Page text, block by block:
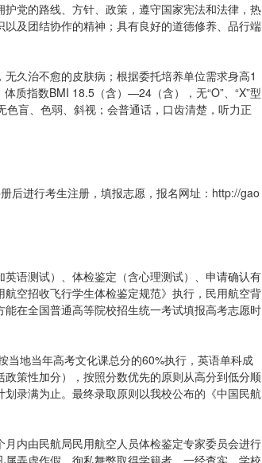
党的路线、方针、政策，遵守国家宪法和法律，热
及团结协作的精神；具有良好的道德修养、品行端
久治不愈的皮肤病；根据委托培养单位需求身高1
质指数BMI 18.5（含）—24（含），无“O”、“X”型
盲、色弱、斜视；会普通话，口齿清楚，听力正
后进行考生注册，填报志愿，报名网址：http://gao
语测试）、体检鉴定（含心理测试）、申请确认有
空招收飞行学生体检鉴定规范》执行，民用航空背
在全国普通高等院校招生统一考试填报高考志愿时
地当年高考文化课总分的60%执行，英语单科成
策性加分），按照分数优先的原则从高分到低分顺
录满为止。最终录取原则以我校公布的《中国民航
内由民航局民用航空人员体检鉴定专家委员会进行
弄虚作假、徇私舞弊取得学籍者，一经查实，学校